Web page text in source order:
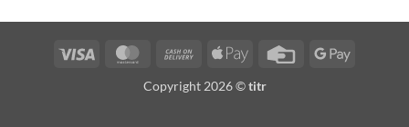
Visa MasterCardCash
Delivery
Apple
Credit
Google
Copyright 2026 ©titr